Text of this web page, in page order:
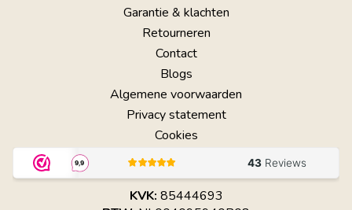
Garantie & klachten
Retourneren
Contact
Blogs
Algemene voorwaarden
Privacy statement
Cookies
KVK: 85444693